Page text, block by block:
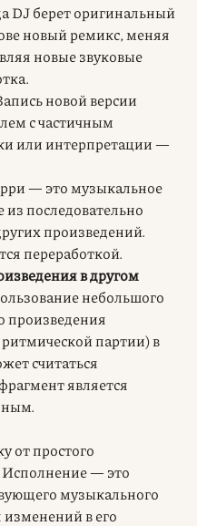
DJ берет оригинальный
новый ремикс, меняя
новые звуковые
новой версии
с частичным
или интерпретации —
— это музыкальное
последовательно
произведений.
переработкой.
в другом
небольшого
произведения
партии) в
считаться
является
от простого
— это
музыкального
в его